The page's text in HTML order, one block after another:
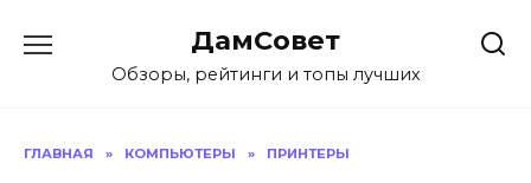
содержанию
ДамСовет
Обзоры, рейтинги и топы лучших
ГЛАВНАЯ » КОМПЬЮТЕРЫ » ПРИНТЕРЫ